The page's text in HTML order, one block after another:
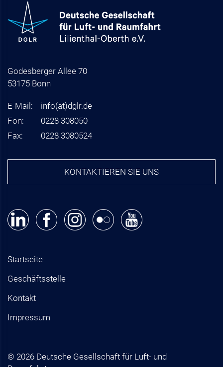
Godesberger Allee 70
53175 Bonn
E-Mail: info(at)dglr.de
Fon:
0228 308050
Fax:
0228 3080524
KONTAKTIEREN SIE UNS
Startseite
Geschäftsstelle
Kontakt
Impressum
© 2026 Deutsche Gesellschaft für Luft- und